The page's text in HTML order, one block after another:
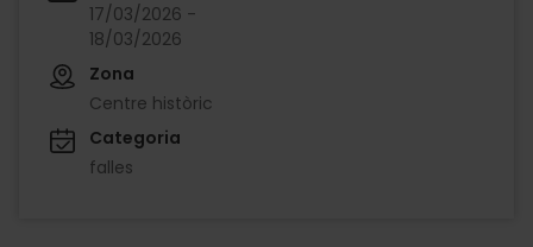
17/03/2026 -
18/03/2026
Zona
Centre històric
Categoria
falles